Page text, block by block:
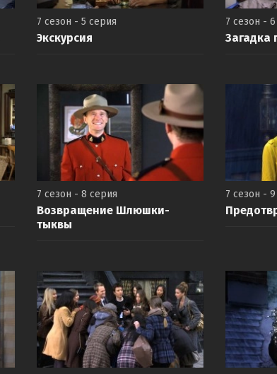
7 сезон - 5 серия
Экскурсия
7 сезон -
Загадка
7 сезон - 8 серия
Возвращение Шлюшки-
тыквы
7 сезон -